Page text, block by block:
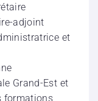
adjoint
et
Grand-Est et
formations